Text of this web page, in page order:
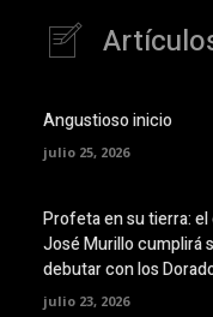
Angustioso inicio
julio 25, 2026
Profeta en su tierra:
José Murillo cumplirá
debutar con los
julio 23, 2026